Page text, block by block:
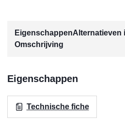
EigenschappenAlternatieven
Omschrijving
Eigenschappen
Technische fiche